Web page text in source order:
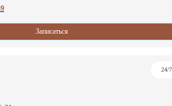
Записаться
24/7